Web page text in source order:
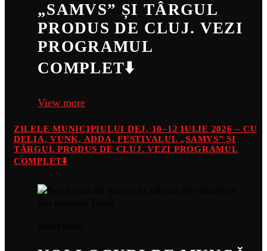
„SAMVS” ȘI TÂRGUL
PRODUS DE CLUJ. VEZI
PROGRAMUL
COMPLET⬇️
View more
ZILELE MUNICIPIULUI DEJ, 10–12 IULIE 2026 – CU
DELIA, VUNK, ADDA, FESTIVALUL „SAMVS” ȘI
TÂRGUL PRODUS DE CLUJ. VEZI PROGRAMUL
COMPLET⬇️